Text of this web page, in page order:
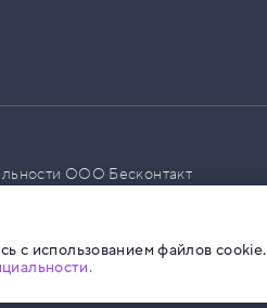
ООО Бесконтакт
с использованием файлов cookie.